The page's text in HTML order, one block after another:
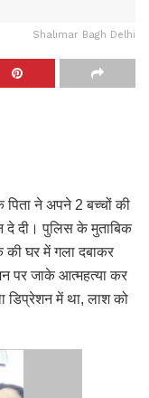
Shalimar Bagh Delhi
पिता ने अपने 2 बच्चों की
दी। पुलिस के मुताबिक
घर में गला दबाकर
पर जाके आत्महत्या कर
डिप्रेशन में था, लाश को